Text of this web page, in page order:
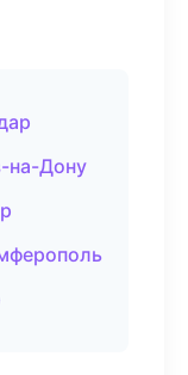
на-Дону